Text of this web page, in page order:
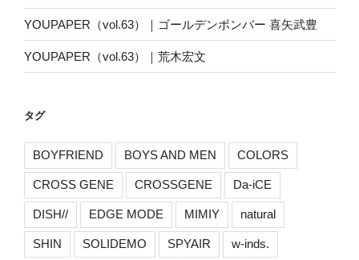
YOUPAPER（vol.63）｜ゴールデンボンバー 喜矢武豊
YOUPAPER（vol.63）｜荒木宏文
タグ
BOYFRIEND BOYS AND MEN COLORS
CROSS GENE CROSSGENE Da-iCE
DISH// EDGE MODE MIMIY natural
SHIN SOLIDEMO SPYAIR w-inds.